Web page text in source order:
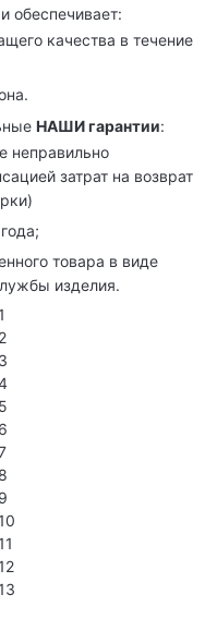
обеспечивает:
качества в течение
НАШИ гарантии:
неправильно
затрат на возврат
товара в виде
изделия.